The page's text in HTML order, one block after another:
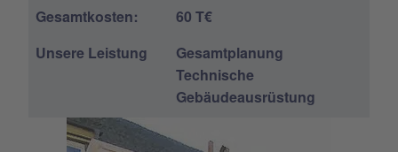
Gesamtkosten: 60 T€
Unsere Leistung
Gesamtplanung
Technische
Gebäudeausrüstung